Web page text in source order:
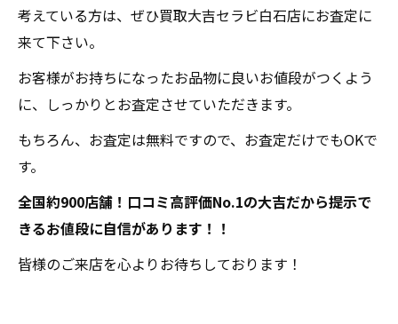
考えている方は、ぜひ買取大吉セラビ白石店にお査定に
来て下さい。
お客様がお持ちになったお品物に良いお値段がつくよう
に、しっかりとお査定させていただきます。
もちろん、お査定は無料ですので、お査定だけでもOKで
す。
全国約900店舗！口コミ高評価No.1の大吉だから提示で
きるお値段に自信があります！！
皆様のご来店を心よりお待ちしております！